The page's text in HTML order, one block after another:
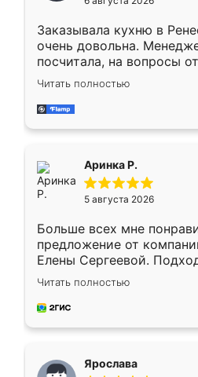
мебели буду заказывать
Заказывала кухню в
очень довольна.
посчитала, на вопросы
Замерщик приехал в
делу со всей
за день, ребята работали
Читать полностью
Аринка Р.
5 августа 2026
Больше всех мне
предложение от
Елены Сергеевой.
короткие сроки
для замера сотрудник
предложил по моему
Читать полностью
Ярослава